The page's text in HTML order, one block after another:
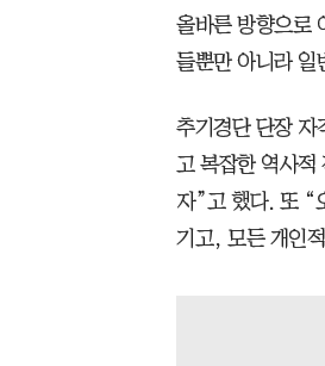
올바른 방향으로
들뿐만 아니라 일
추기경단 단장 자
고 복잡한 역사적
자”고 했다. 또 “
기고, 모든 개인